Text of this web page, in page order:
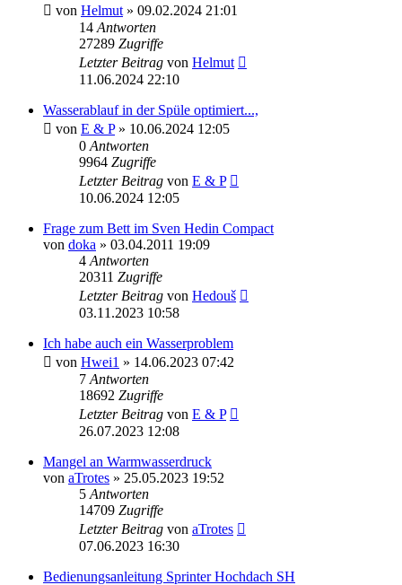
von Helmut » 09.02.2024 21:01
14 Antworten
27289 Zugriffe
Letzter Beitrag von Helmut
11.06.2024 22:10
Wasserablauf in der Spüle optimiert...,
von E & P» 10.06.2024 12:05
0 Antworten
9964 Zugriffe
Letzter Beitrag von E & P
10.06.2024 12:05
Frage zum Bett im Sven Hedin Compact
von doka » 03.04.2011 19:09
4 Antworten
20311 Zugriffe
Letzter Beitrag von Hedouš
03.11.2023 10:58
Ich habe auch ein Wasserproblem
von Hwei1 » 14.06.2023 07:42
7 Antworten
18692 Zugriffe
Letzter Beitrag von E & P
26.07.2023 12:08
Mangel an Warmwasserdruck
von aTrotes » 25.05.2023 19:52
5 Antworten
14709 Zugriffe
Letzter Beitrag von aTrotes
07.06.2023 16:30
Bedienungsanleitung Sprinter Hochdach SH